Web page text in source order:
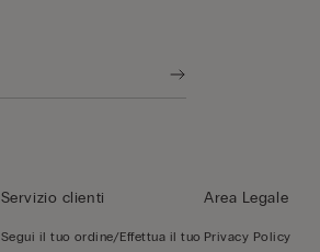
Servizio clienti
Segui il tuo ordine/Effettua il tuo
Area Legale
Privacy Policy